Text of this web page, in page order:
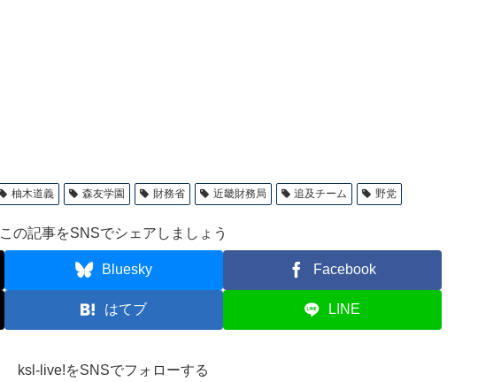
柚木道義 森友学園 財務省 近畿財務局 追及チーム 野党
この記事をSNSでシェアしましょう
Bluesky Facebook
はてブ LINE
ksl-live!をSNSでフォローする